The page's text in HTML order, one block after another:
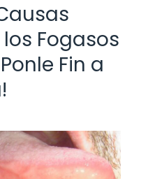
Fogasos
Fin a